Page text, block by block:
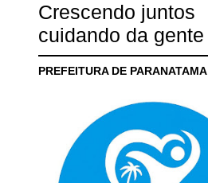
Crescendo juntos
cuidando da gente
PREFEITURA DE PARANATAMA